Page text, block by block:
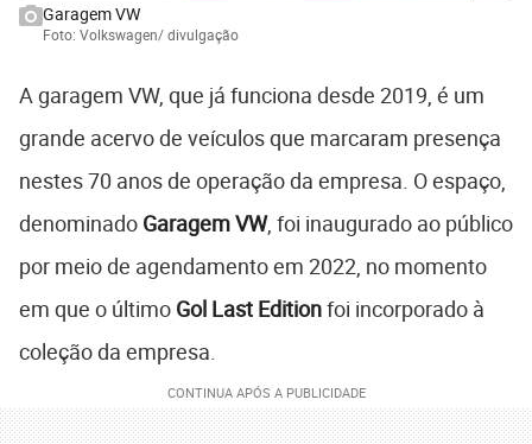
Garagem VW
Foto: Volkswagen/ divulgação
A garagem VW, que já funciona desde 2019, é um
grande acervo de veículos que marcaram presença
nestes 70 anos de operação da empresa. O espaço,
denominado Garagem VW, foi inaugurado ao público
por meio de agendamento em 2022, no momento
em que o último Gol Last Editionfoi incorporado à
coleção da empresa.